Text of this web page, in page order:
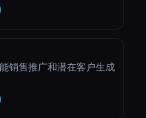
销售推广和潜在客户生成